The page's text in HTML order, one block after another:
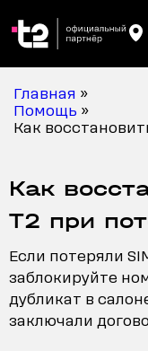
Главная »
Помощь »
Как
Как
T2 при
Если потеряли
заблокируйте
дубликат в
заключали